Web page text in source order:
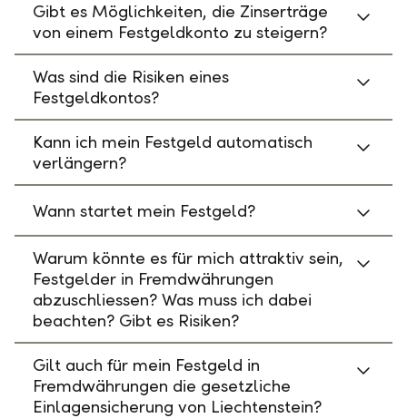
Gibt es Möglichkeiten, die Zinserträge
von einem Festgeldkonto zu steigern?
Was sind die Risiken eines
Festgeldkontos?
Kann ich mein Festgeld automatisch
verlängern?
Wann startet mein Festgeld?
Warum könnte es für mich attraktiv sein,
Festgelder in Fremdwährungen
abzuschliessen? Was muss ich dabei
beachten? Gibt es Risiken?
Gilt auch für mein Festgeld in
Fremdwährungen die gesetzliche
Einlagensicherung von Liechtenstein?